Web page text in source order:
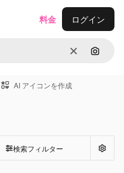
消去 画像で
料金 ログイン
AI アイコンを作成
検索フィルター